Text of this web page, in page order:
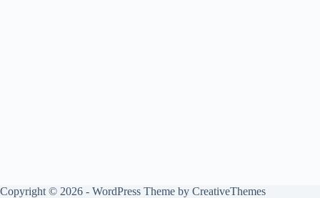
Copyright © 2026 - WordPress Theme by CreativeThemes